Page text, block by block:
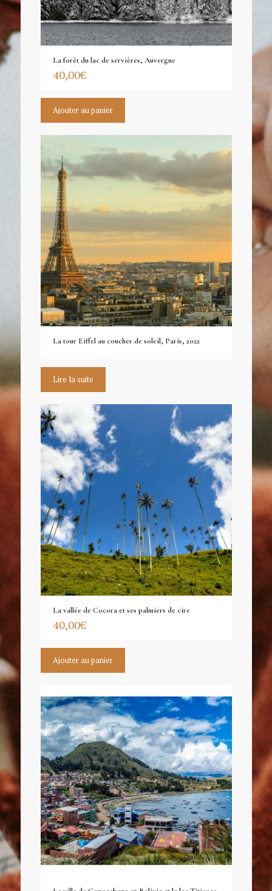
La forêt du lac de servières, Auvergne
40,00€
Ajouter au panier
La tour Eiffel au coucher de soleil, Paris, 2022
Lire la suite
La vallée de Cocora et ses palmiers de cire
40,00€
Ajouter au panier